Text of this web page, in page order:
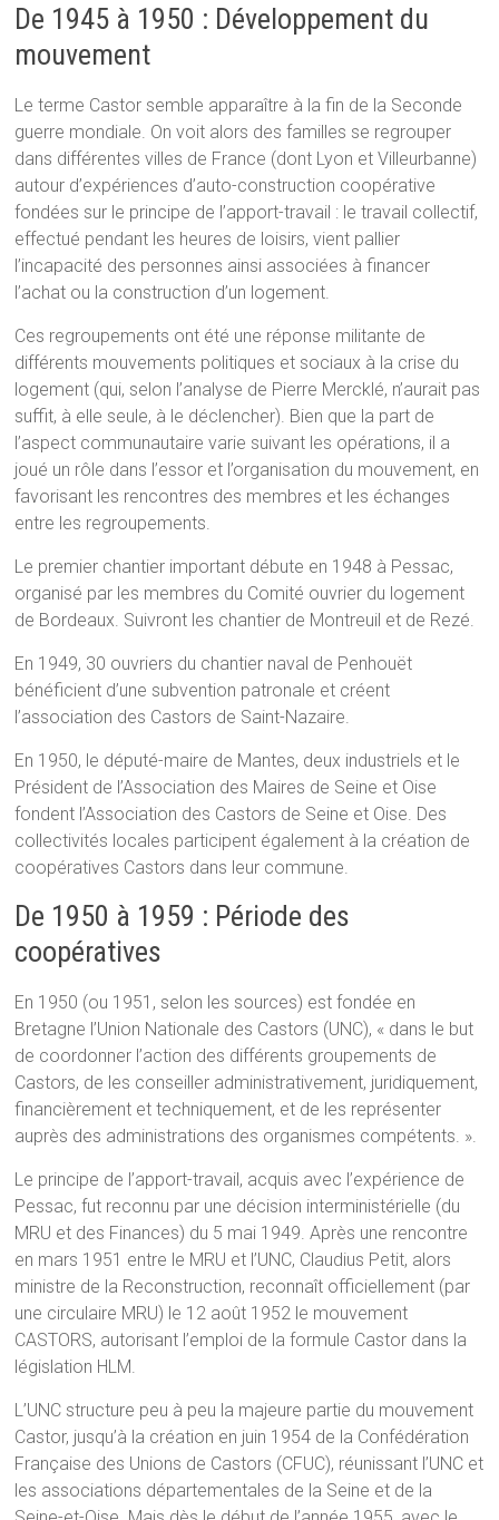
De 1945 à 1950 : Développement du
mouvement
Le terme Castor semble apparaître à la fin de la Seconde
guerre mondiale. On voit alors des familles se regrouper
dans différentes villes de France (dont Lyon et Villeurbanne)
autour d’expériences d’auto-construction coopérative
fondées sur le principe de l’apport-travail : le travail collectif,
effectué pendant les heures de loisirs, vient pallier
l’incapacité des personnes ainsi associées à financer
l’achat ou la construction d’un logement.
Ces regroupements ont été une réponse militante de
différents mouvements politiques et sociaux à la crise du
logement (qui, selon l’analyse de Pierre Mercklé, n’aurait pas
suffit, à elle seule, à le déclencher). Bien que la part de
l’aspect communautaire varie suivant les opérations, il a
joué un rôle dans l’essor et l’organisation du mouvement, en
favorisant les rencontres des membres et les échanges
entre les regroupements.
Le premier chantier important débute en 1948 à Pessac,
organisé par les membres du Comité ouvrier du logement
de Bordeaux. Suivront les chantier de Montreuil et de Rezé.
En 1949, 30 ouvriers du chantier naval de Penhouët
bénéficient d’une subvention patronale et créent
l’association des Castors de Saint-Nazaire.
En 1950, le député-maire de Mantes, deux industriels et le
Président de l’Association des Maires de Seine et Oise
fondent l’Association des Castors de Seine et Oise. Des
collectivités locales participent également à la création de
coopératives Castors dans leur commune.
De 1950 à 1959 : Période des
coopératives
En 1950 (ou 1951, selon les sources) est fondée en
Bretagne l’Union Nationale des Castors (UNC), « dans le but
de coordonner l’action des différents groupements de
Castors, de les conseiller administrativement, juridiquement,
financièrement et techniquement, et de les représenter
auprès des administrations des organismes compétents. ».
Le principe de l’apport-travail, acquis avec l’expérience de
Pessac, fut reconnu par une décision interministérielle (du
MRU et des Finances) du 5 mai 1949. Après une rencontre
en mars 1951 entre le MRU et l’UNC, Claudius Petit, alors
ministre de la Reconstruction, reconnaît officiellement (par
une circulaire MRU) le 12 août 1952 le mouvement
CASTORS, autorisant l’emploi de la formule Castor dans la
législation HLM.
L’UNC structure peu à peu la majeure partie du mouvement
Castor, jusqu’à la création en juin 1954 de la Confédération
Française des Unions de Castors (CFUC), réunissant l’UNC et
les associations départementales de la Seine et de la